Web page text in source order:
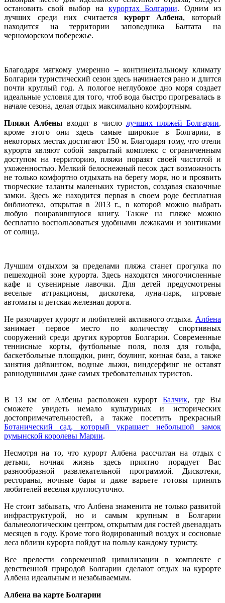
остановить свой выбор на курортах Болгарии. Одним из
лучших среди них считается курорт Албена, который
находится на территории заповедника Балтата на
черноморском побережье.
Благодаря мягкому умеренно – континентальному климату
Болгарии туристический сезон здесь начинается рано и длится
почти круглый год. А пологое неглубокое дно моря создает
идеальные условия для того, чтоб вода быстро прогревалась в
начале сезона, делая отдых максимально комфортным.
Пляжи Албены входят в число лучших пляжей Болгарии,
кроме этого они здесь самые широкие в Болгарии, в
некоторых местах достигают 150 м. Благодаря тому, что отели
курорта являют собой закрытый комплекс с ограниченным
доступом на территорию, пляжи поразят своей чистотой и
ухоженностью. Мелкий белоснежный песок даст возможность
не только комфортно отдыхать на берегу моря, но и проявить
творческие таланты маленьких туристов, создавая сказочные
замки. Здесь же находится первая в своем роде бесплатная
библиотека, открытая в 2013 г., в которой можно выбрать
любую понравившуюся книгу. Также на пляже можно
бесплатно воспользоваться удобными лежаками и зонтиками
от солнца.
Лучшим отдыхом за пределами пляжа станет прогулка по
пешеходной зоне курорта. Здесь находятся многочисленные
кафе и сувенирные лавочки. Для детей предусмотрены
веселые аттракционы, дискотека, луна-парк, игровые
автоматы и детская железная дорога.
Не разочарует курорт и любителей активного отдыха. Албена
занимает первое место по количеству спортивных
сооружений среди других курортов Болгарии. Современные
теннисные корты, футбольные поля, поля для гольфа,
баскетбольные площадки, ринг, боулинг, конная база, а также
занятия дайвингом, водные лыжи, виндсерфинг не оставят
равнодушными даже самых требовательных туристов.
В 13 км от Албены расположен курорт Балчик, где Вы
сможете увидеть немало культурных и исторических
достопримечательностей, а также посетить прекрасный
Ботанический сад, который украшает небольшой замок
румынской королевы Марии.
Несмотря на то, что курорт Албена рассчитан на отдых с
детьми, ночная жизнь здесь приятно порадует Вас
разнообразной развлекательной программой. Дискотеки,
рестораны, ночные бары и даже варьете готовы принять
любителей веселья круглосуточно.
Не стоит забывать, что Албена знаменита не только развитой
инфраструктурой, но и самым крупным в Болгарии
бальнеологическим центром, открытым для гостей двенадцать
месяцев в году. Кроме того йодированный воздух и сосновые
леса вблизи курорта пойдут на пользу каждому туристу.
Все прелести современной цивилизации в комплекте с
девственной природой Болгарии сделают отдых на курорте
Албена идеальным и незабываемым.
Албена на карте Болгарии